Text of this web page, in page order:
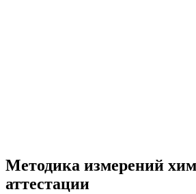
Методика измерений
аттестации